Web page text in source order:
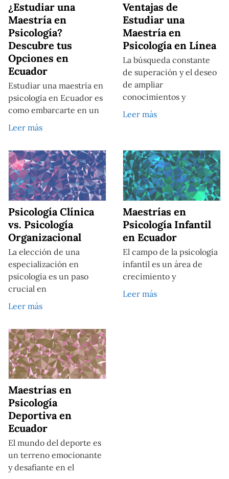
¿Estudiar una
Maestría en
Psicología?
Descubre tus
Opciones en
Ecuador
Estudiar una maestría en
psicología en Ecuador es
como embarcarte en un
Leer más
Ventajas de
Estudiar una
Maestría en
Psicología en Línea
La búsqueda constante
de superación y el deseo
de ampliar
conocimientos y
Leer más
Psicología Clínica
vs. Psicología
Organizacional
La elección de una
especialización en
psicología es un paso
crucial en
Leer más
Maestrías en
Psicología Infantil
en Ecuador
El campo de la psicología
infantil es un área de
crecimiento y
Leer más
Maestrías en
Psicología
Deportiva en
Ecuador
El mundo del deporte es
un terreno emocionante
y desafiante en el